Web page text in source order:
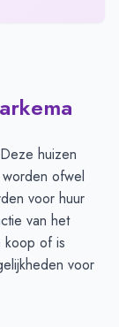
huizen
ofwel
voor huur
van het
koop of is
voor